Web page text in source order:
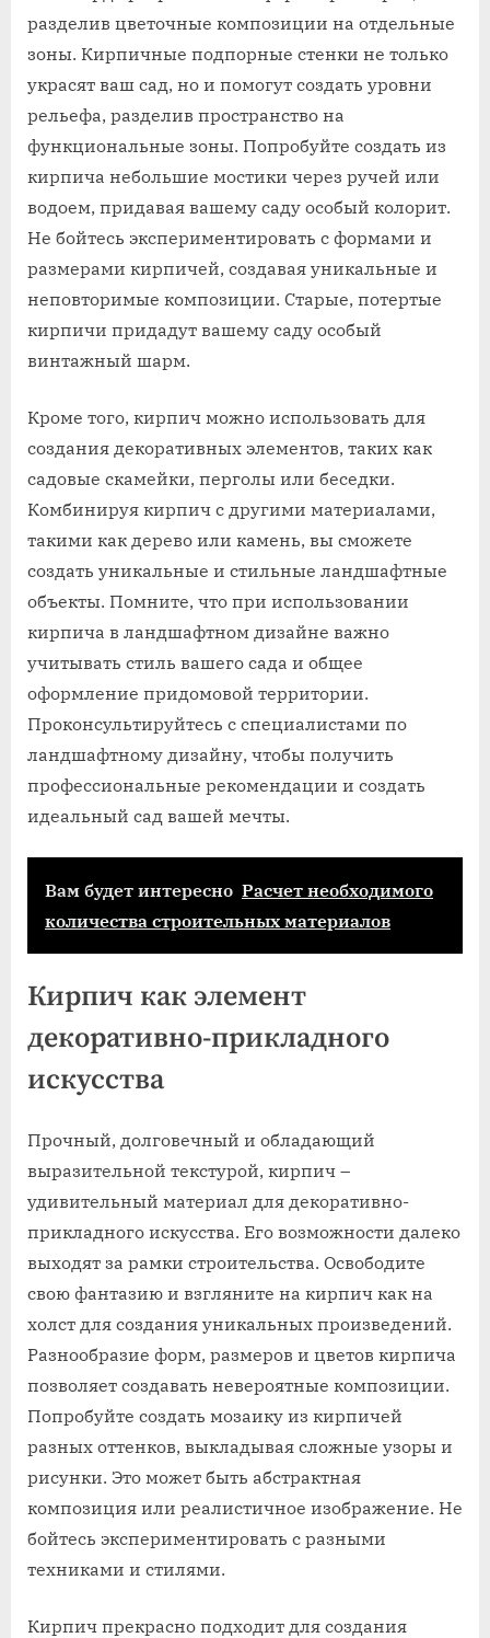
разделив цветочные композиции на отдельные
зоны. Кирпичные подпорные стенки не только
украсят ваш сад, но и помогут создать уровни
рельефа, разделив пространство на
функциональные зоны. Попробуйте создать из
кирпича небольшие мостики через ручей или
водоем, придавая вашему саду особый колорит.
Не бойтесь экспериментировать с формами и
размерами кирпичей, создавая уникальные и
неповторимые композиции. Старые, потертые
кирпичи придадут вашему саду особый
винтажный шарм.
Кроме того, кирпич можно использовать для
создания декоративных элементов, таких как
садовые скамейки, перголы или беседки.
Комбинируя кирпич с другими материалами,
такими как дерево или камень, вы сможете
создать уникальные и стильные ландшафтные
объекты. Помните, что при использовании
кирпича в ландшафтном дизайне важно
учитывать стиль вашего сада и общее
оформление придомовой территории.
Проконсультируйтесь с специалистами по
ландшафтному дизайну, чтобы получить
профессиональные рекомендации и создать
идеальный сад вашей мечты.
Вам будет интересно Расчет необходимого
количества строительных материалов
Кирпич как элемент
декоративно-прикладного
искусства
Прочный, долговечный и обладающий
выразительной текстурой, кирпич –
удивительный материал для декоративно-
прикладного искусства. Его возможности далеко
выходят за рамки строительства. Освободите
свою фантазию и взгляните на кирпич как на
холст для создания уникальных произведений.
Разнообразие форм, размеров и цветов кирпича
позволяет создавать невероятные композиции.
Попробуйте создать мозаику из кирпичей
разных оттенков, выкладывая сложные узоры и
рисунки. Это может быть абстрактная
композиция или реалистичное изображение. Не
бойтесь экспериментировать с разными
техниками и стилями.
Кирпич прекрасно подходит для создания